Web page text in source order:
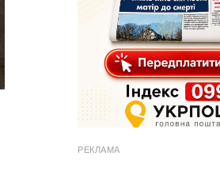
РЕКЛАМА